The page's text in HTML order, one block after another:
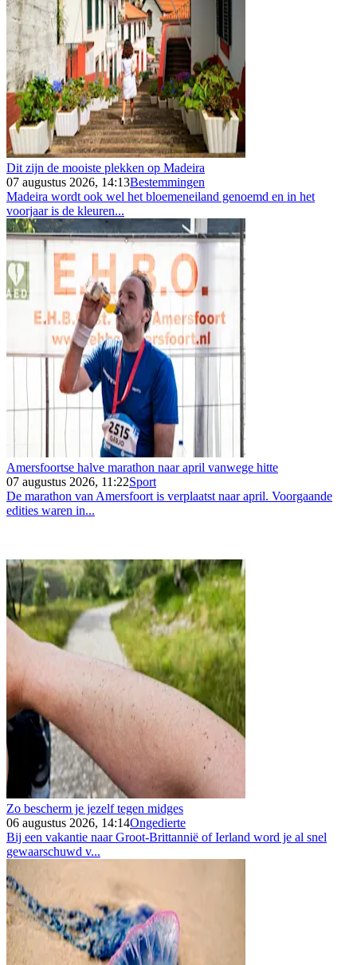
Dit zijn de mooiste plekken op Madeira
07 augustus 2026, 14:13Bestemmingen
Madeira wordt ook wel het bloemeneiland genoemd en in het
voorjaar is de kleuren...
Amersfoortse halve marathon naar april vanwege hitte
07 augustus 2026, 11:22Sport
De marathon van Amersfoort is verplaatst naar april. Voorgaande
edities waren in...
Zo bescherm je jezelf tegen midges
06 augustus 2026, 14:14Ongedierte
Bij een vakantie naar Groot-Brittannië of Ierland word je al snel
gewaarschuwd v...